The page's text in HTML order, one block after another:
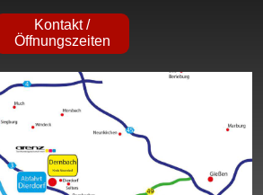
Kontakt /
Öffnungszeiten